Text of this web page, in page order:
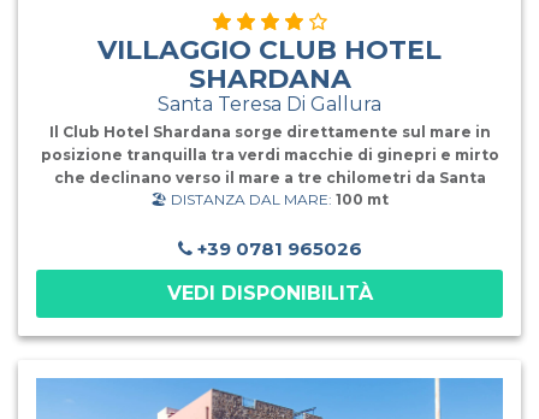
VILLAGGIO CLUB HOTEL
SHARDANA
Santa Teresa Di Gallura
Il Club Hotel Shardana sorge direttamente sul mare in
posizione tranquilla tra verdi macchie di ginepri e mirto
che declinano verso il mare a tre chilometri da Santa
Teresa di Gallura e a un chilometro da Capo Testa.
anni, dove mamme e papà possono cucinare le pappe e
trovare i principali alimenti base preparati senza sale
dalla nostra cucina con prodotti freschi selezionati
(brodo di carne/verdura/pesce, passato di verdure,
pastina, formaggio grattugiato, latte UHT intero e
stagione). Attrezzature e servizi: ricevimento 24 ore;
bar, sala TV, piano bar, teatro; piscina e terrazzamenti
🏖️ DISTANZA DAL MARE: 100 mt
+39 0781 965026
VEDI DISPONIBILITÀ